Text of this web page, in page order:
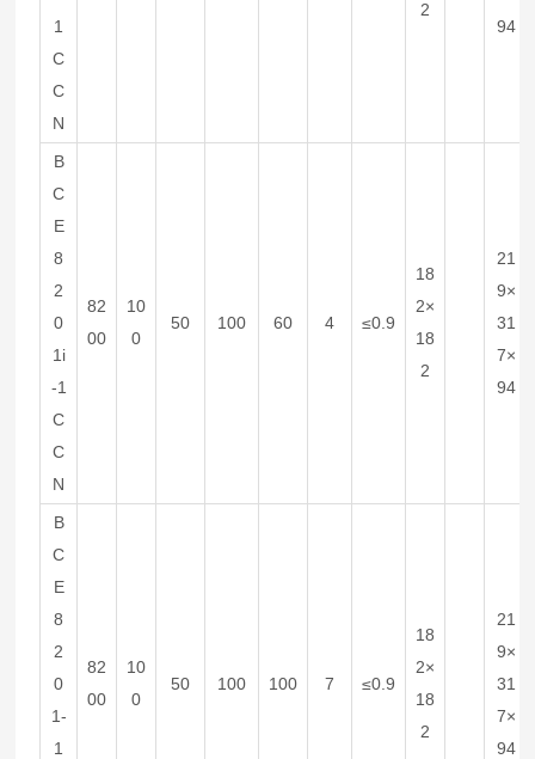
1
C
C
N
2
94
B
C
E
8
2
0
1i
-1
C
C
N
82
00
10
0
50 100 60 4 ≤0.9
18
2×
18
2
21
9×
31
7×
94
B
C
E
8
2
0
1-
1
82
00
10
0
50 100 100 7 ≤0.9
18
2×
18
2
21
9×
31
7×
94